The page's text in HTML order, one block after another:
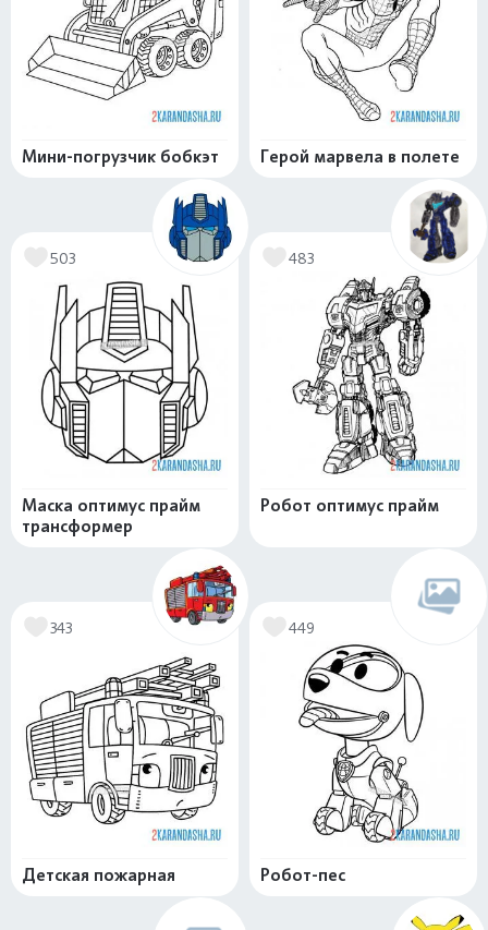
Мини-погрузчик бобкэт Герой марвела в полете
503
Маска оптимус прайм
трансформер
483
Робот оптимус прайм
343
Детская пожарная
449
Робот-пес